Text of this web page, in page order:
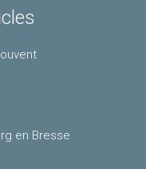
en Bresse